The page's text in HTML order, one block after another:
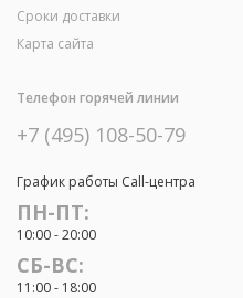
Сроки доставки
Карта сайта
Телефон горячей линии
+7 (495) 108-50-79
График работы Call-центра
ПН-ПТ:
10:00 - 20:00
СБ-ВС:
11:00 - 18:00